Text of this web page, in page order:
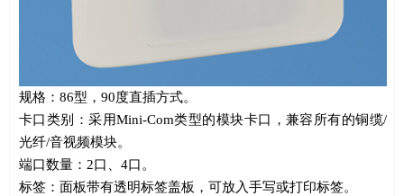
规格： 86型， 90度直插方式。
卡口类别：采用Mini-Com类型的模块卡口，兼容所有的铜缆/
光纤/音视频模块。
端口数量： 2口、 4口。
标签：面板带有透明标签盖板，可放入手写或打印标签。